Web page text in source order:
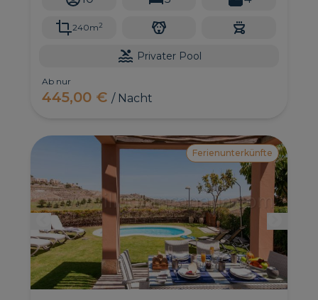
240m2
Privater Pool
Ab nur
445,00 €/ Nacht
Ferienunterkünfte